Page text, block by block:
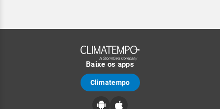
Baixe os apps
Climatempo